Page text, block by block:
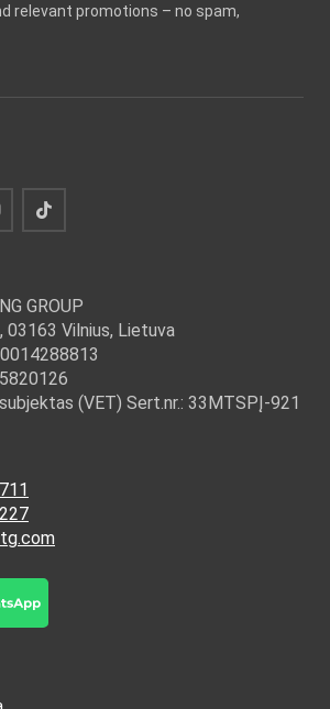
relevant promotions – no spam,
GROUP
03163 Vilnius, Lietuva
(VET) Sert.nr.: 33MTSPĮ-921